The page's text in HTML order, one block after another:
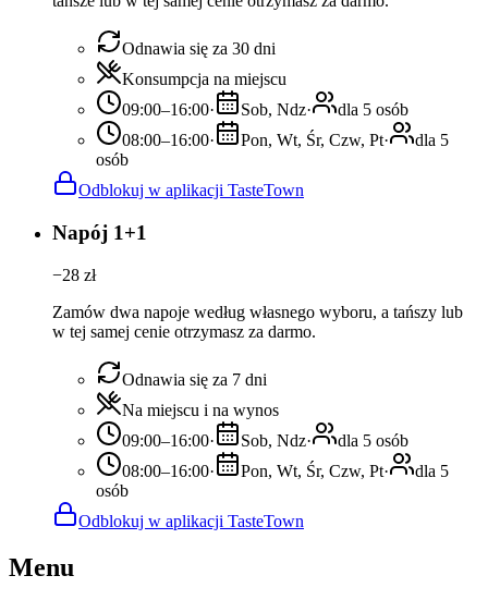
Odnawia się za 30 dni
Konsumpcja na miejscu
09:00–16:00· Sob, Ndz·
dla 5 osób
08:00–16:00· Pon, Wt, Śr, Czw, Pt·
dla 5
osób
Odblokuj w aplikacji TasteTown
Napój 1+1
−28 zł
Zamów dwa napoje według własnego wyboru, a tańszy lub
w tej samej cenie otrzymasz za darmo.
Odnawia się za 7 dni
Na miejscu i na wynos
09:00–16:00· Sob, Ndz·
dla 5 osób
08:00–16:00· Pon, Wt, Śr, Czw, Pt·
dla 5
osób
Odblokuj w aplikacji TasteTown
Menu